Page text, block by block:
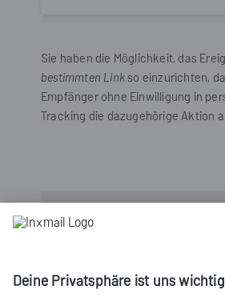
Sie haben die Möglichkeit, das
bestimmten Linkso einzurichten,
Empfänger ohne Einwilligung in
Tracking die dazugehörige Aktion
Inxmail Professional:
nutzt Du Inxmail Professional